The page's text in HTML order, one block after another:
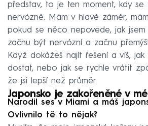
představ, to je ten moment, kdy se
nervózně. Mám v hlavě záměr,
pokud se něco nepovede, jak jsem
začnu být nervózní a začnu
Když dokážeš najít řešení a víš,
dostat, nebo jak se rychle vrátit
že jsi lepší než průměr.
Japonsko je zakořeněné v
Narodil ses v Miami a máš
Ovlivnilo tě to nějak?